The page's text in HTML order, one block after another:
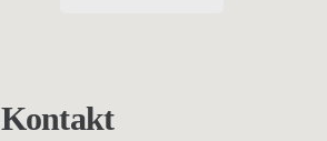
Kontakt